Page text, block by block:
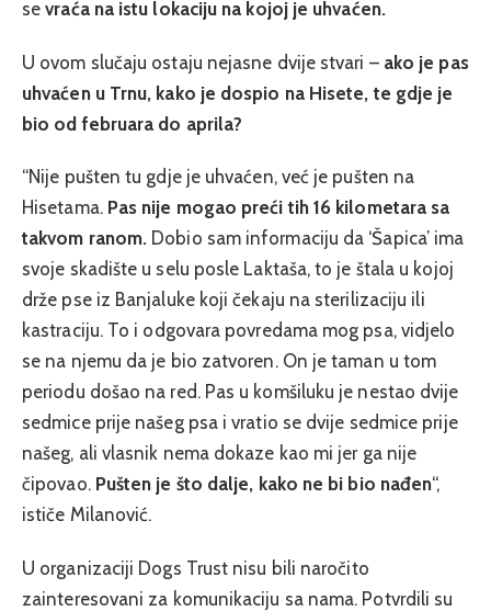
sevraća na istu lokaciju na kojoj je uhvaćen.
U ovom slučaju ostaju nejasne dvije stvari – ako je pas
uhvaćen u Trnu, kako je dospio na Hisete, te gdje je
bio od februara do aprila?
“Nije pušten tu gdje je uhvaćen, već je pušten na
Hisetama. Pas nije mogao preći tih 16 kilometara sa
takvom ranom. Dobio sam informaciju da ‘Šapica’ ima
svoje skadište u selu posle Laktaša, to je štala u kojoj
drže pse iz Banjaluke koji čekaju na sterilizaciju ili
kastraciju. To i odgovara povredama mog psa, vidjelo
se na njemu da je bio zatvoren. On je taman u tom
periodu došao na red. Pas u komšiluku je nestao dvije
sedmice prije našeg psa i vratio se dvije sedmice prije
našeg, ali vlasnik nema dokaze kao mi jer ga nije
čipovao. Pušten je što dalje, kako ne bi bio nađen“,
ističe Milanović.
U organizaciji Dogs Trust nisu bili naročito
zainteresovani za komunikaciju sa nama. Potvrdili su